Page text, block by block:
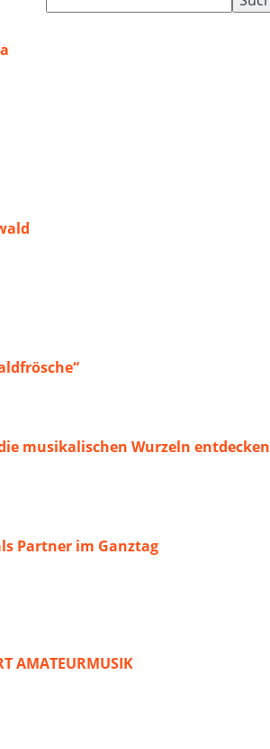
nach:
musikalischen Wurzeln entdecken
Partner im Ganztag
AMATEURMUSIK